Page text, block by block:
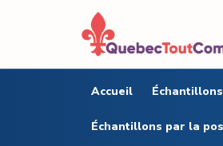
Accueil
Échantillons par la